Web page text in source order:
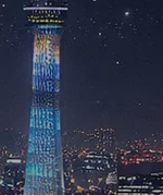
秘伝公開！吉凶カレンダー